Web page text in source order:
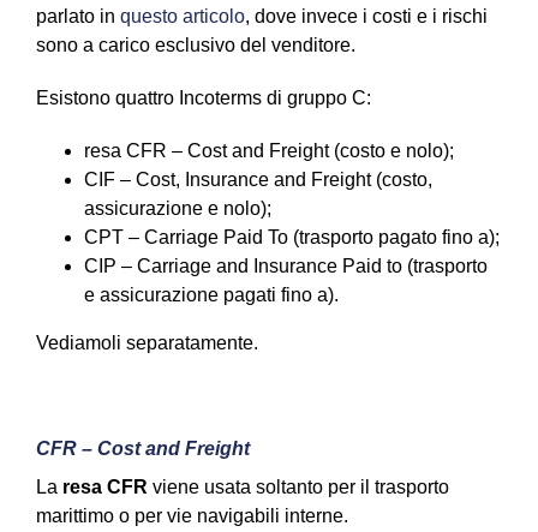
parlato in questo articolo, dove invece i costi e i rischi
sono a carico esclusivo del venditore.
Esistono quattro Incoterms di gruppo C:
resa CFR – Cost and Freight (costo e nolo);
CIF – Cost, Insurance and Freight (costo,
assicurazione e nolo);
CPT – Carriage Paid To (trasporto pagato fino a);
CIP – Carriage and Insurance Paid to (trasporto
e assicurazione pagati fino a).
Vediamoli separatamente.
CFR – Cost and Freight
La resa CFR viene usata soltanto per il trasporto
marittimo o per vie navigabili interne.